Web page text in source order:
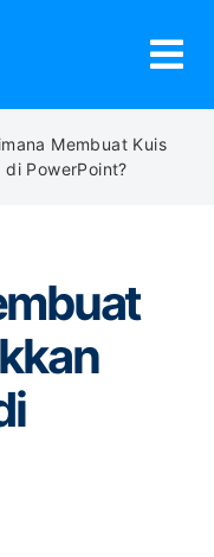
Membuat Kuis
PowerPoint?